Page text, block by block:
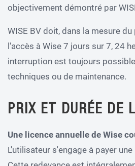
objectivement démontré par
WISE BV doit, dans la mesure
l'accès à Wise 7 jours sur 7, 24
interruption est toujours
techniques ou de maintenance.
PRIX ET DURÉE DE
Une licence annuelle de Wise
L'utilisateur s'engage à payer